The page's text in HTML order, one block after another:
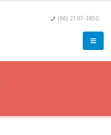
(86) 2107-3850